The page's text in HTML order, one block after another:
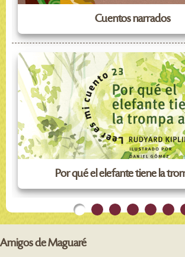
Cuentos narrados
Por qué el elefante tiene la
Amigos de Maguaré